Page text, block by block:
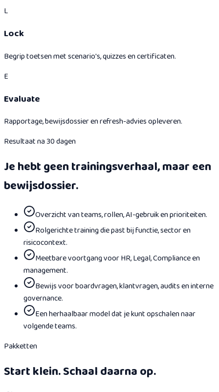
L
Lock
Begrip toetsen met scenario's, quizzes en certificaten.
E
Evaluate
Rapportage, bewijsdossier en refresh-advies opleveren.
Resultaat na 30 dagen
Je hebt geen trainingsverhaal, maar een
bewijsdossier.
Overzicht van teams, rollen, AI-gebruik en prioriteiten.
Rolgerichte training die past bij functie, sector en
risicocontext.
Meetbare voortgang voor HR, Legal, Compliance en
management.
Bewijs voor boardvragen, klantvragen, audits en interne
governance.
Een herhaalbaar model dat je kunt opschalen naar
volgende teams.
Pakketten
Start klein. Schaal daarna op.